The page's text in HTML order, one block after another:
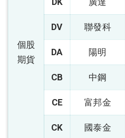
個股
期貨
DV 聯發科
DA 陽明
CB 中鋼
CE 富邦金
CK 國泰金